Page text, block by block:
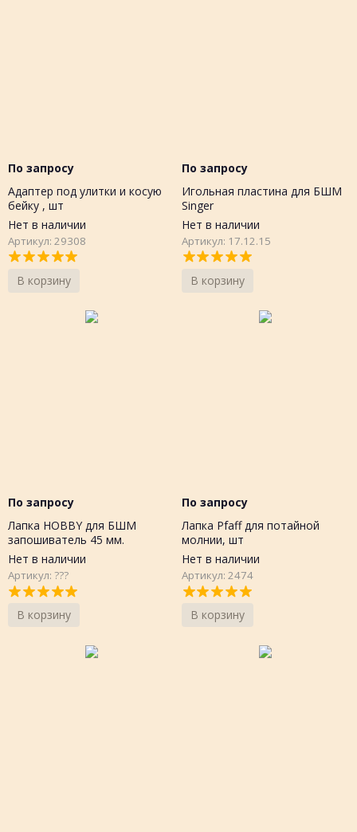
По запросу
Адаптер под улитки и косую
бейку , шт
Нет в наличии
Артикул: 29308
В корзину
По запросу
Игольная пластина для БШМ
Singer
Нет в наличии
Артикул: 17.12.15
В корзину
По запросу
Лапка HOBBY для БШМ
запошиватель 45 мм.
Нет в наличии
Артикул: ???
В корзину
По запросу
Лапка Pfaff для потайной
молнии, шт
Нет в наличии
Артикул: 2474
В корзину